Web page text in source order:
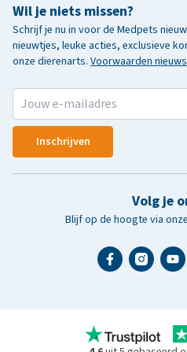
Wil je niets missen?
Schrijf je nu in voor de Medpets
nieuwtjes, leuke acties, exclusieve
onze dierenarts. Voorwaarden
Inschrijven
Volg je
Blijf op de hoogte via